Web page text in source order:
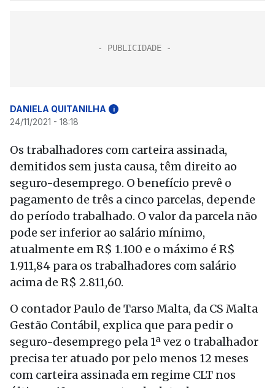
DANIELA QUITANILHA i
24/11/2021 - 18:18
Os trabalhadores com carteira assinada,
demitidos sem justa causa, têm direito ao
seguro-desemprego. O benefício prevê o
pagamento de três a cinco parcelas, depende
do período trabalhado. O valor da parcela não
pode ser inferior ao salário mínimo,
atualmente em R$ 1.100 e o máximo é R$
1.911,84 para os trabalhadores com salário
acima de R$ 2.811,60.
O contador Paulo de Tarso Malta, da CS Malta
Gestão Contábil, explica que para pedir o
seguro-desemprego pela 1ª vez o trabalhador
precisa ter atuado por pelo menos 12 meses
com carteira assinada em regime CLT nos